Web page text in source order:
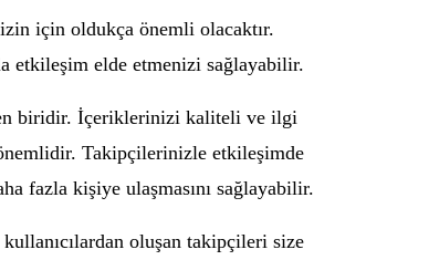
için oldukça önemli olacaktır.
etkileşim elde etmenizi sağlayabilir.
biridir. İçeriklerinizi kaliteli ve ilgi
Takipçilerinizle etkileşimde
fazla kişiye ulaşmasını sağlayabilir.
oluşan takipçileri size